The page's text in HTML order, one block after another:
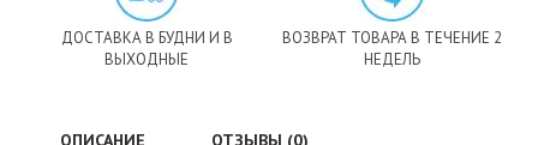
ДОСТАВКА В БУДНИ И В
ВЫХОДНЫЕ
ВОЗВРАТ ТОВАРА В ТЕЧЕНИЕ 2
НЕДЕЛЬ
ОПИСАНИЕ ОТЗЫВЫ (0)